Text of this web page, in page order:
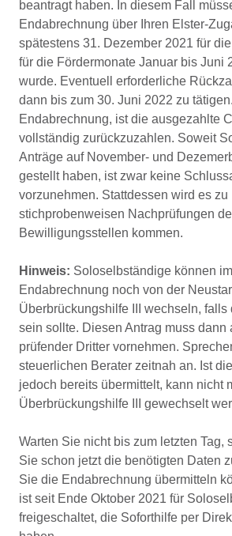
beantragt haben. In diesem Fall
Endabrechnung über Ihren Elster-
spätestens 31. Dezember 2021 für
für die Fördermonate Januar bis Juni
wurde. Eventuell erforderliche
dann bis zum 30. Juni 2022 zu
Endabrechnung, ist die ausgezahlte
vollständig zurückzuzahlen. Soweit
Anträge auf November- und
gestellt haben, ist zwar keine
vorzunehmen. Stattdessen wird es zu
stichprobenweisen Nachprüfungen
Bewilligungsstellen kommen.
Hinweis: Soloselbständige können
Endabrechnung noch von der
Überbrückungshilfe III wechseln, falls
sein sollte. Diesen Antrag muss dann
prüfender Dritter vornehmen.
steuerlichen Berater zeitnah an. Ist
jedoch bereits übermittelt, kann nicht
Überbrückungshilfe III gewechselt
Warten Sie nicht bis zum letzten Tag,
Sie schon jetzt die benötigten Daten
Sie die Endabrechnung übermitteln
ist seit Ende Oktober 2021 für
freigeschaltet, die Soforthilfe per